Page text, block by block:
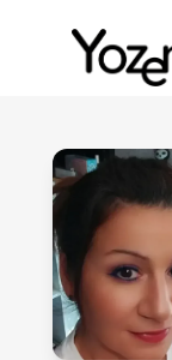
Yozenco -